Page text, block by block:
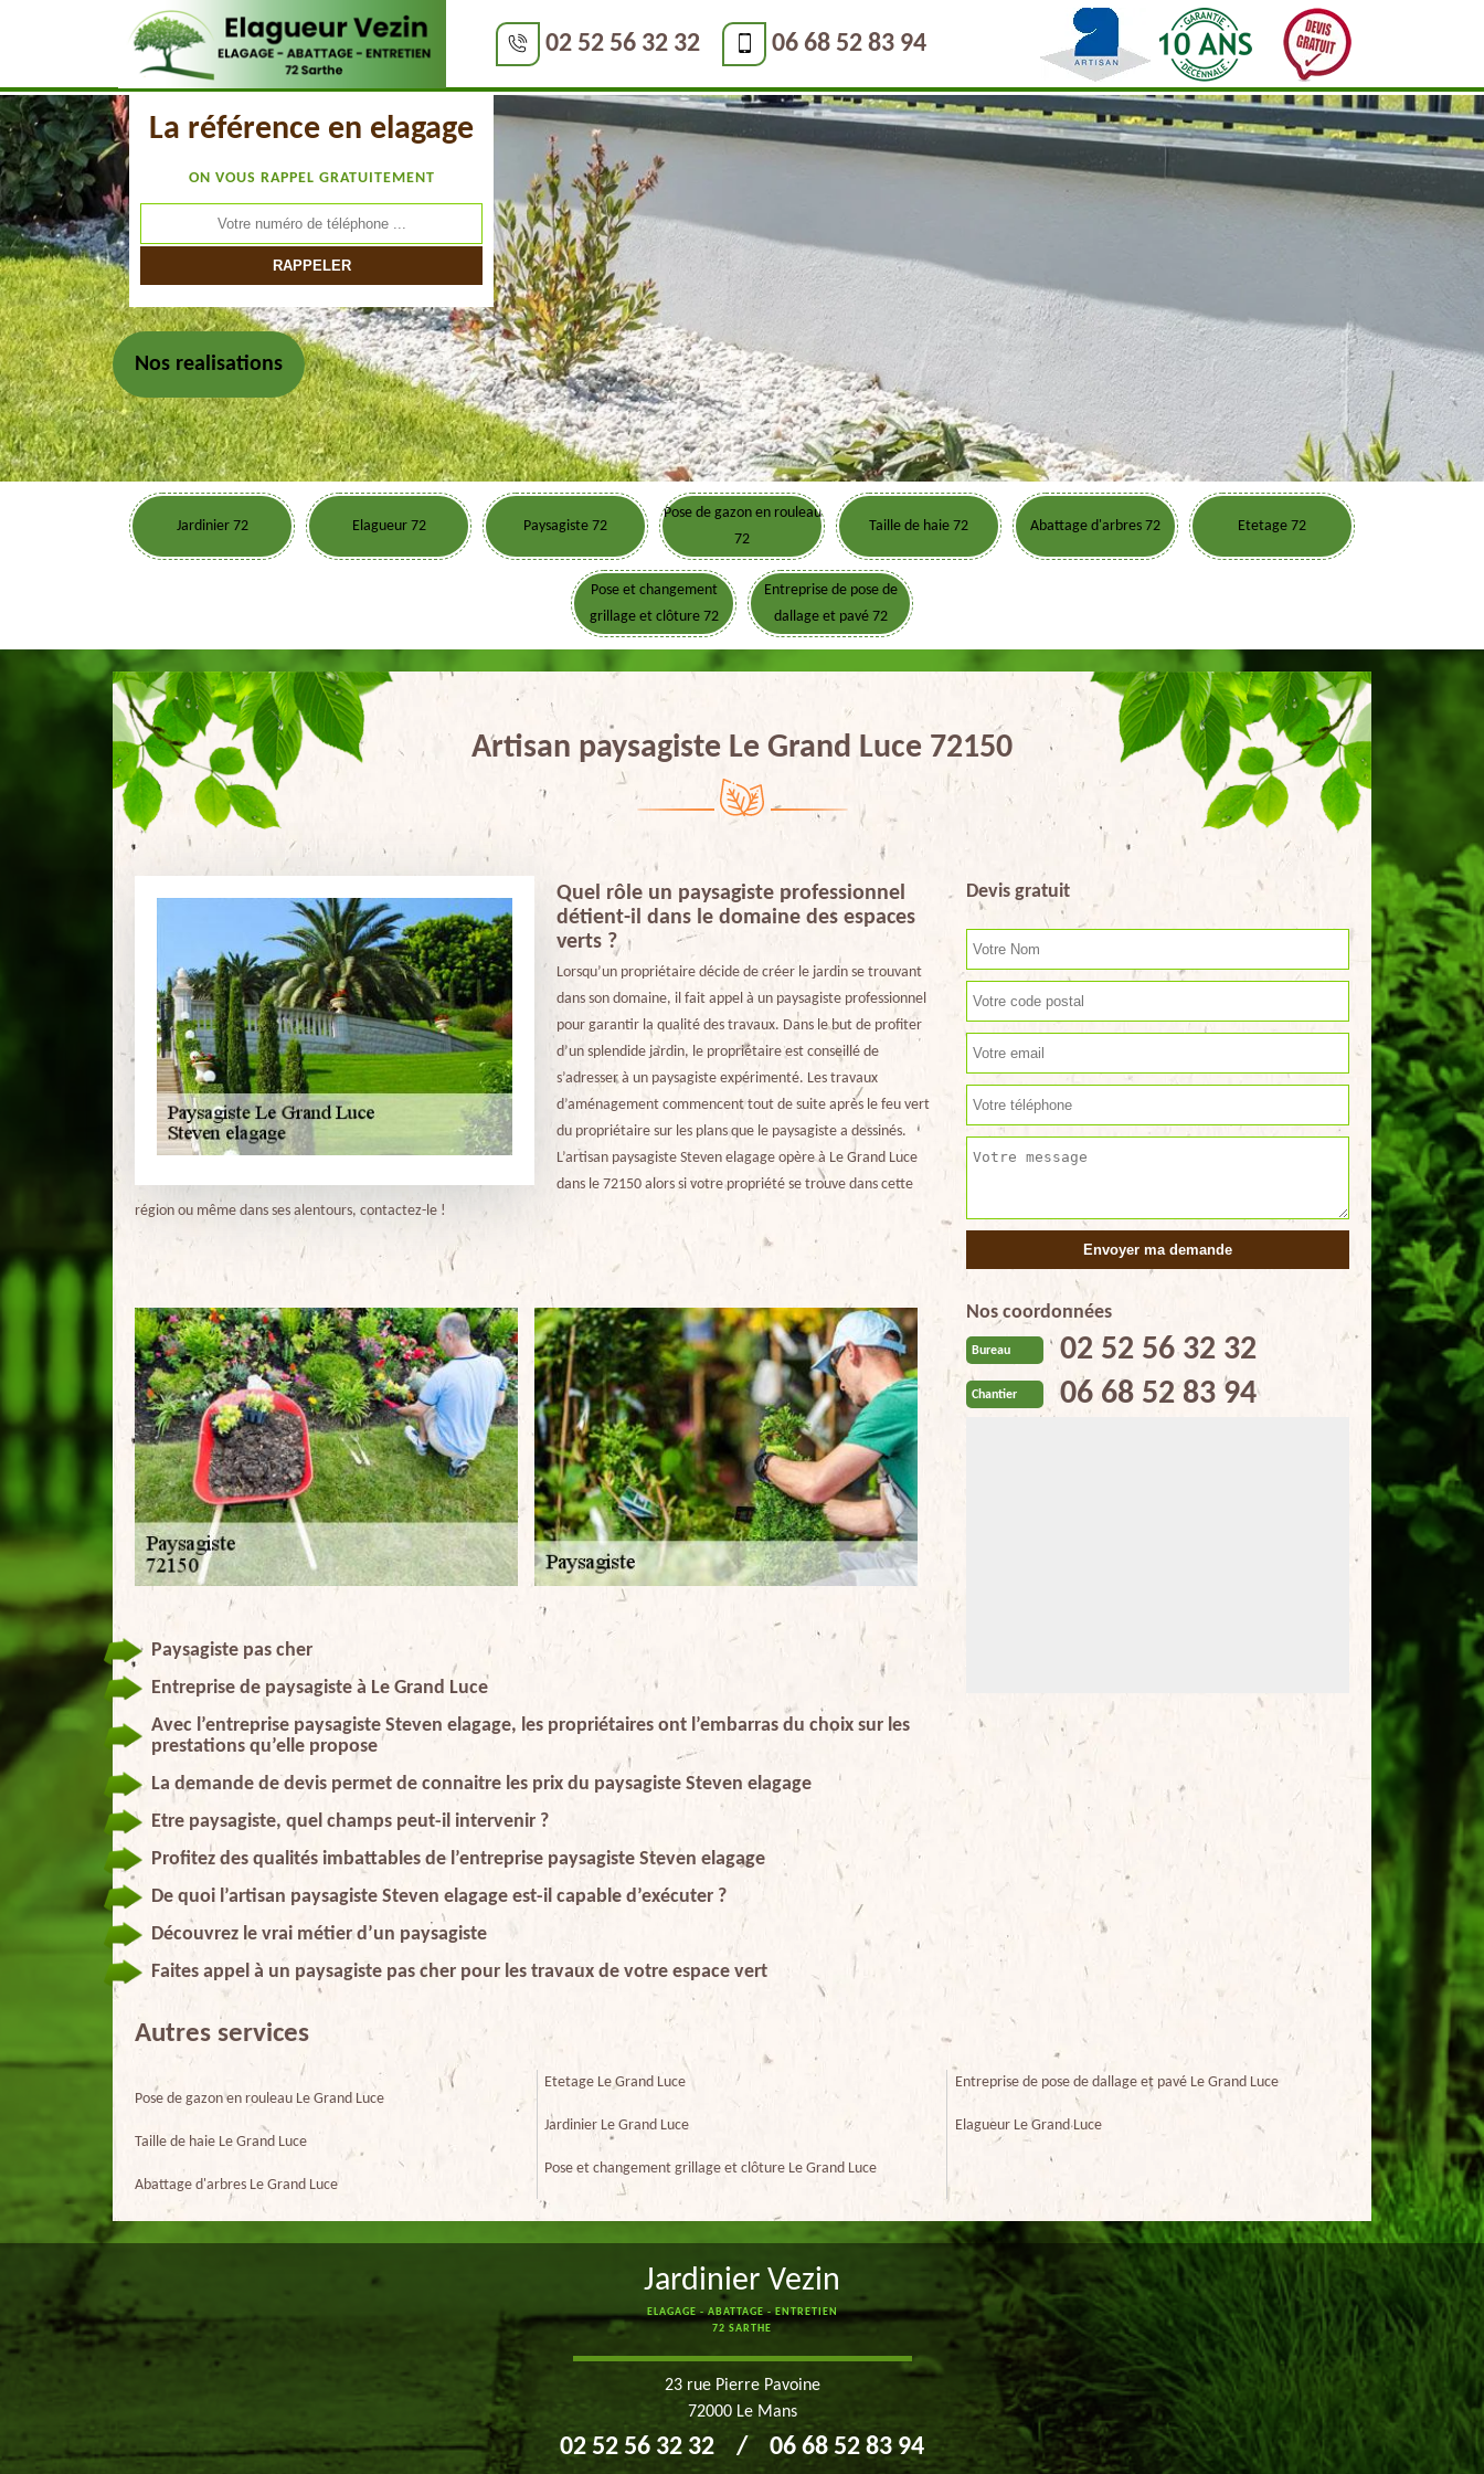
02 52 56 32 32 06 68 52 83 94
La référence en elagage
ON VOUS RAPPEL GRATUITEMENT
Nos realisations
Jardinier 72 Elagueur 72 Paysagiste 72
Pose de gazon en rouleau
72
Taille de haie 72 Abattage d'arbres 72 Etetage 72
Pose et changement
grillage et clôture 72
Entreprise de pose de
dallage et pavé 72
Artisan paysagiste Le Grand Luce 72150
Quel rôle un paysagiste professionnel
détient-il dans le domaine des espaces
verts ?
Lorsqu’un propriétaire décide de créer le jardin se trouvant
dans son domaine, il fait appel à un paysagiste professionnel
pour garantir la qualité des travaux. Dans le but de profiter
d’un splendide jardin, le propriétaire est conseillé de
s’adresser à un paysagiste expérimenté. Les travaux
d’aménagement commencent tout de suite après le feu vert
du propriétaire sur les plans que le paysagiste a dessinés.
L’artisan paysagiste Steven elagage opère à Le Grand Luce
dans le 72150 alors si votre propriété se trouve dans cette
région ou même dans ses alentours, contactez-le !
Paysagiste pas cher
Entreprise de paysagiste à Le Grand Luce
Avec l’entreprise paysagiste Steven elagage, les propriétaires ont l’embarras du choix sur les
prestations qu’elle propose
La demande de devis permet de connaitre les prix du paysagiste Steven elagage
Etre paysagiste, quel champs peut-il intervenir ?
Profitez des qualités imbattables de l’entreprise paysagiste Steven elagage
De quoi l’artisan paysagiste Steven elagage est-il capable d’exécuter ?
Découvrez le vrai métier d’un paysagiste
Faites appel à un paysagiste pas cher pour les travaux de votre espace vert
Devis gratuit
Nos coordonnées
Bureau 02 52 56 32 32
Chantier 06 68 52 83 94
Autres services
Pose de gazon en rouleau Le Grand Luce
Taille de haie Le Grand Luce
Abattage d'arbres Le Grand Luce
Etetage Le Grand Luce
Jardinier Le Grand Luce
Pose et changement grillage et clôture Le Grand Luce
Entreprise de pose de dallage et pavé Le Grand Luce
Elagueur Le Grand Luce
Jardinier Vezin
ELAGAGE - ABATTAGE - ENTRETIEN
72 SARTHE
23 rue Pierre Pavoine
72000 Le Mans
02 52 56 32 32 / 06 68 52 83 94